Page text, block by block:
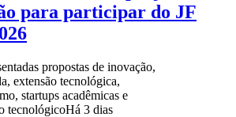
para participar do JF
propostas de inovação,
extensão tecnológica,
startups acadêmicas e
tecnológicoHá 3 dias